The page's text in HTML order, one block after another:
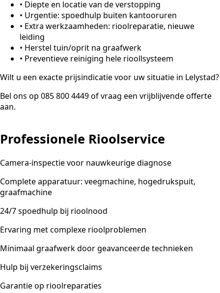
• Diepte en locatie van de verstopping
• Urgentie: spoedhulp buiten kantooruren
• Extra werkzaamheden: rioolreparatie, nieuwe
leiding
• Herstel tuin/oprit na graafwerk
• Preventieve reiniging hele rioollsysteem
Wilt u een exacte prijsindicatie voor uw situatie in Lelystad?
Bel ons op 085 800 4449 of vraag een vrijblijvende offerte
aan.
Professionele Rioolservice
Camera-inspectie voor nauwkeurige diagnose
Complete apparatuur: veegmachine, hogedrukspuit,
graafmachine
24/7 spoedhulp bij rioolnood
Ervaring met complexe rioolproblemen
Minimaal graafwerk door geavanceerde technieken
Hulp bij verzekeringsclaims
Garantie op rioolreparaties